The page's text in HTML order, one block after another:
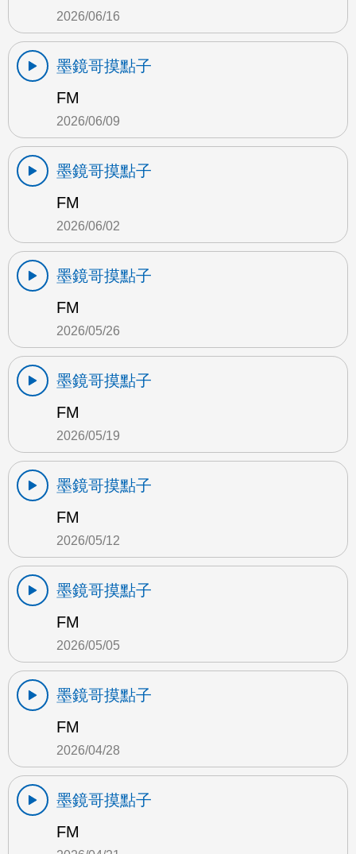
2026/06/16
墨鏡哥摸點子
FM
2026/06/09
墨鏡哥摸點子
FM
2026/06/02
墨鏡哥摸點子
FM
2026/05/26
墨鏡哥摸點子
FM
2026/05/19
墨鏡哥摸點子
FM
2026/05/12
墨鏡哥摸點子
FM
2026/05/05
墨鏡哥摸點子
FM
2026/04/28
墨鏡哥摸點子
FM